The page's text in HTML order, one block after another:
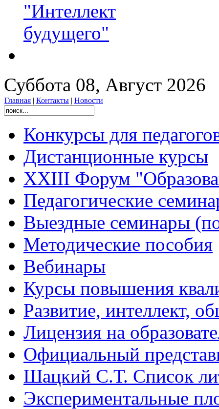
"Интеллект
будущего"
Суббота 08, Август 2026
Главная | Контакты | Новости
Конкурсы для
Дистанционные курсы
XXIII Форум
Педагогические
Выездные семинары
Методические пособия
Вебинары
Курсы повышения
Развитие, интеллект,
Лицензия на
Официальный
Шацкий С.Т. Список
Экспериментальные